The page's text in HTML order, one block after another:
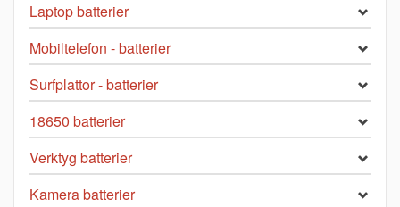
Laptop batterier
Mobiltelefon - batterier
Surfplattor - batterier
18650 batterier
Verktyg batterier
Kamera batterier